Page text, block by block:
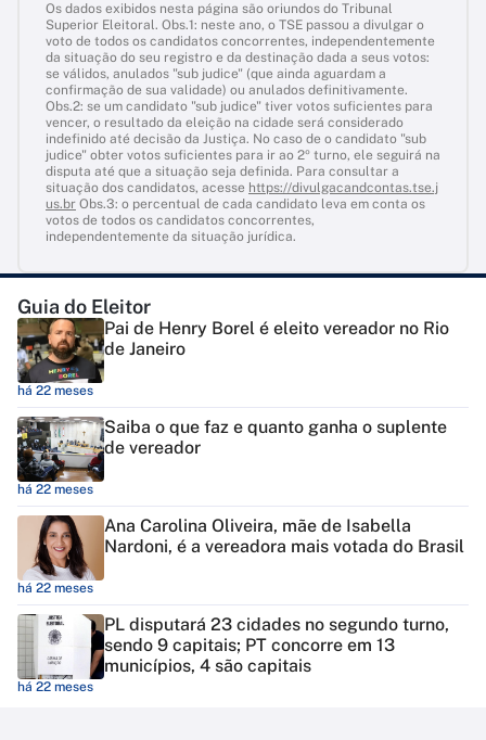
Os dados exibidos nesta página são oriundos do Tribunal
Superior Eleitoral. Obs.1: neste ano, o TSE passou a divulgar o
voto de todos os candidatos concorrentes, independentemente
da situação do seu registro e da destinação dada a seus votos:
se válidos, anulados "sub judice" (que ainda aguardam a
confirmação de sua validade) ou anulados definitivamente.
Obs.2: se um candidato "sub judice" tiver votos suficientes para
vencer, o resultado da eleição na cidade será considerado
indefinido até decisão da Justiça. No caso de o candidato "sub
judice" obter votos suficientes para ir ao 2º turno, ele seguirá na
disputa até que a situação seja definida. Para consultar a
situação dos candidatos, acesse https://divulgacandcontas.tse.j
us.br Obs.3: o percentual de cada candidato leva em conta os
votos de todos os candidatos concorrentes,
independentemente da situação jurídica.
Guia do Eleitor
Pai de Henry Borel é eleito vereador no Rio
de Janeiro
há 22 meses
Saiba o que faz e quanto ganha o suplente
de vereador
há 22 meses
Ana Carolina Oliveira, mãe de Isabella
Nardoni, é a vereadora mais votada do Brasil
há 22 meses
PL disputará 23 cidades no segundo turno,
sendo 9 capitais; PT concorre em 13
municípios, 4 são capitais
há 22 meses